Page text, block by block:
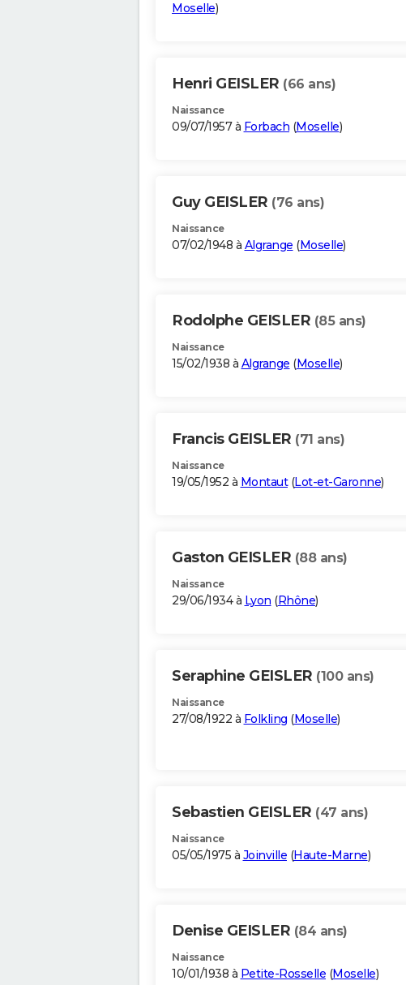
Moselle)
Henri GEISLER (66 ans)
Naissance
09/07/1957 à Forbach (Moselle)
Guy GEISLER (76 ans)
Naissance
07/02/1948 à Algrange (Moselle)
Rodolphe GEISLER (85 ans)
Naissance
15/02/1938 à Algrange (Moselle)
Francis GEISLER (71 ans)
Naissance
19/05/1952 à Montaut(Lot-et-Garonne)
Gaston GEISLER (88 ans)
Naissance
29/06/1934 à Lyon (Rhône)
Seraphine GEISLER (100 ans)
Naissance
27/08/1922 à Folkling (Moselle)
Sebastien GEISLER (47 ans)
Naissance
05/05/1975 à Joinville (Haute-Marne)
Denise GEISLER (84 ans)
Naissance
10/01/1938 à Petite-Rosselle (Moselle)